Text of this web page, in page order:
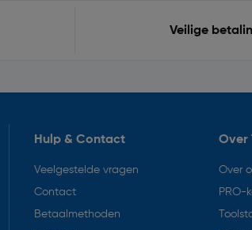
Veilige
Hulp & Contact
Veelgestelde vragen
Contact
Betaalmethoden
Over
Over
PRO-